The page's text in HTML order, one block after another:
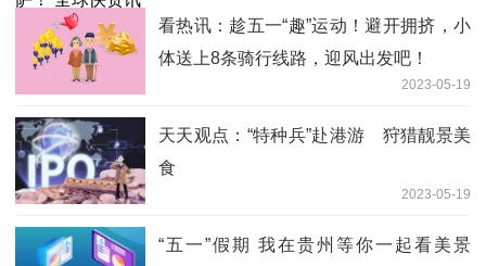
看热讯：趁五一“趣”运动！避开拥挤，小
体送上8条骑行线路，迎风出发吧！
2023-05-19
天天观点：“特种兵”赴港游 狩猎靓景美
食
2023-05-19
“五一”假期 我在贵州等你一起看美景